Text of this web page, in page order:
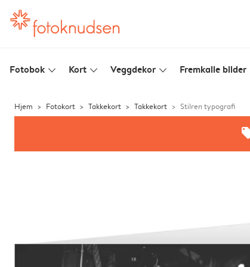
Fotobok slim_arrow_down Kort slim_arrow_down Veggdekor slim_arrow_down Fremkalle bilder
Hjem Fotokort Takkekort Takkekort Stilren typografi